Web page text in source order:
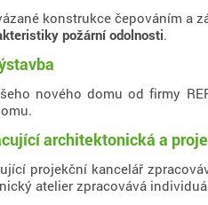
konstrukce čepováním a
požární odolnosti.
nového domu od firmy
architektonická a
projekční kancelář
atelier zpracovává